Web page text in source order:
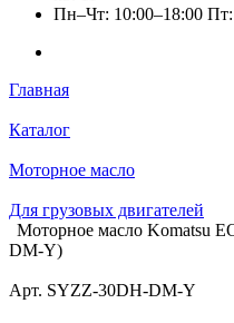
Пн–Чт: 10:00–18:00
Главная
Каталог
Моторное масло
Для грузовых двигателей
Моторное масло Komatsu
DM-Y)
Арт. SYZZ-30DH-DM-Y